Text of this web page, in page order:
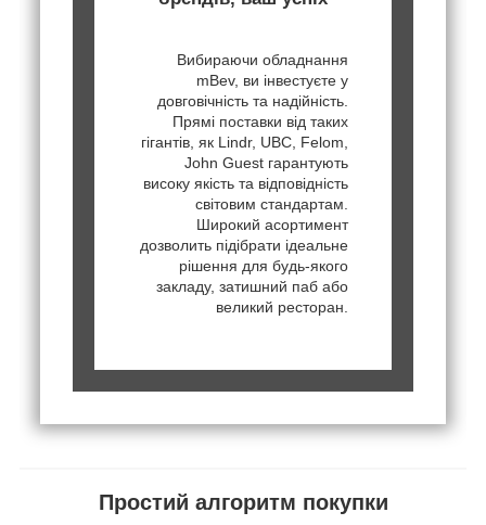
Вибираючи обладнання
mBev, ви інвестуєте у
довговічність та надійність.
Прямі поставки від таких
гігантів, як Lindr, UBC, Felom,
John Guest гарантують
високу якість та відповідність
світовим стандартам.
Широкий асортимент
дозволить підібрати ідеальне
рішення для будь-якого
закладу, затишний паб або
великий ресторан.
Простий алгоритм покупки